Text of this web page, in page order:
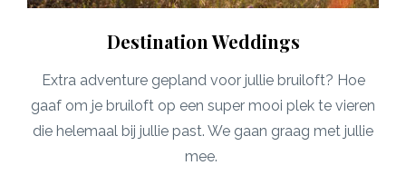
Destination Weddings
Extra adventure gepland voor jullie bruiloft? Hoe
gaaf om je bruiloft op een super mooi plek te vieren
die helemaal bij jullie past. We gaan graag met jullie
mee.